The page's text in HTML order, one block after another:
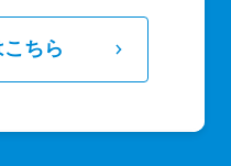
ちら